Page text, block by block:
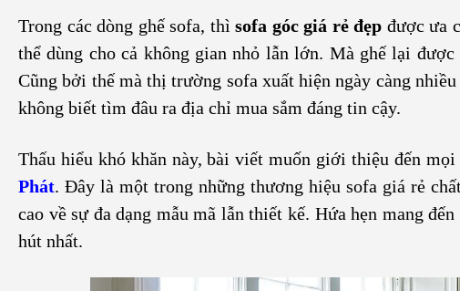
Trong các dòng ghế sofa, thìsofa góc giá rẻ đẹp được ưa
thể dùng cho cả không gian nhỏ lẫn lớn. Mà ghế lại
Cũng bởi thế mà thị trường sofa xuất hiện ngày càng
không biết tìm đâu ra địa chỉ mua sắm đáng tin cậy.
Thấu hiểu khó khăn này, bài viết muốn giới thiệu đến
Phát. Đây là một trong những thương hiệu sofa giá rẻ
cao về sự đa dạng mẫu mã lẫn thiết kế. Hứa hẹn mang
hút nhất.